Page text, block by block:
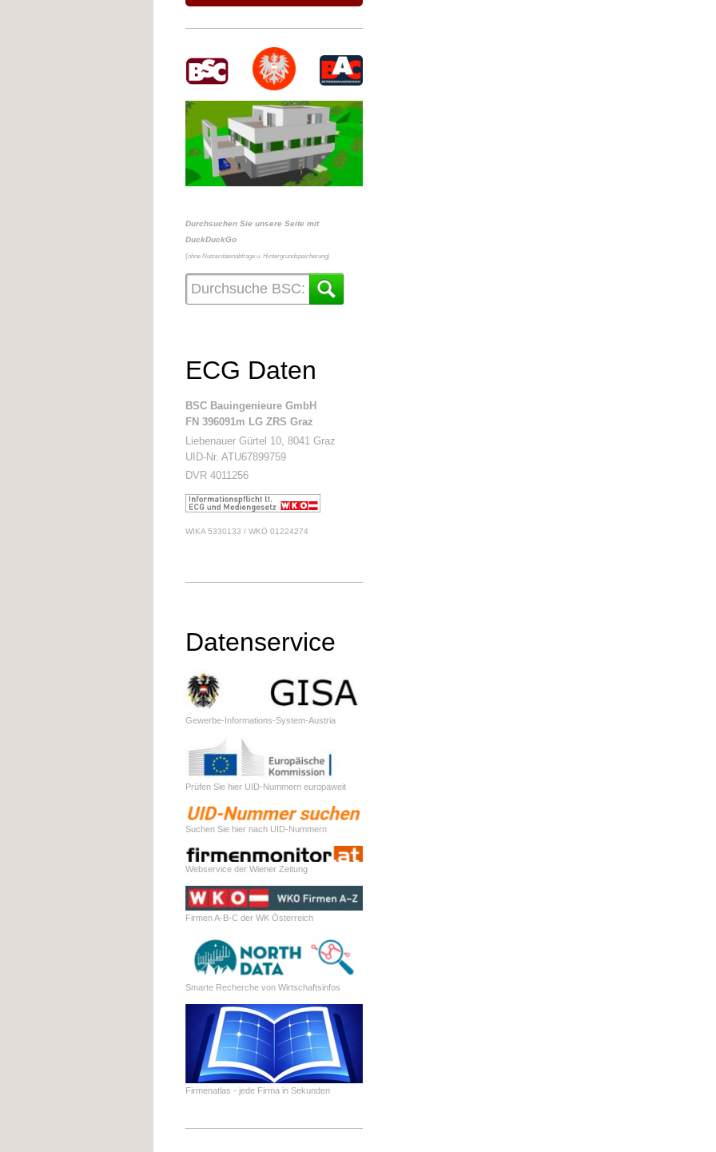
Durchsuchen Sie unsere Seite mit
DuckDuckGo
(ohne Nutzerdatenabfrage u. Hintergrundspeicherung)
ECG Daten
BSC Bauingenieure GmbH
FN 396091m LG ZRS Graz
Liebenauer Gürtel 10, 8041 Graz
UID-Nr. ATU67899759
DVR 4011256
WIKA 5330133 / WKÖ 01224274
Datenservice
Gewerbe-Informations-System-Austria
Prüfen Sie hier UID-Nummern europaweit
Suchen Sie hier nach UID-Nummern
Webservice der Wiener Zeitung
Firmen A-B-C der WK Österreich
Smarte Recherche von Wirtschaftsinfos
Firmenatlas - jede Firma in Sekunden